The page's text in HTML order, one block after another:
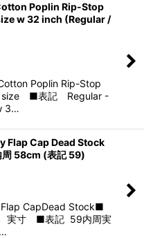
Poplin Rip-Stop
w 32 inch (Regular /
Poplin Rip-Stop
size ■表記 Regular -
3…
Flap Cap Dead Stock
58cm (表記 59)
CapDead Stock■
■表記 59内周実